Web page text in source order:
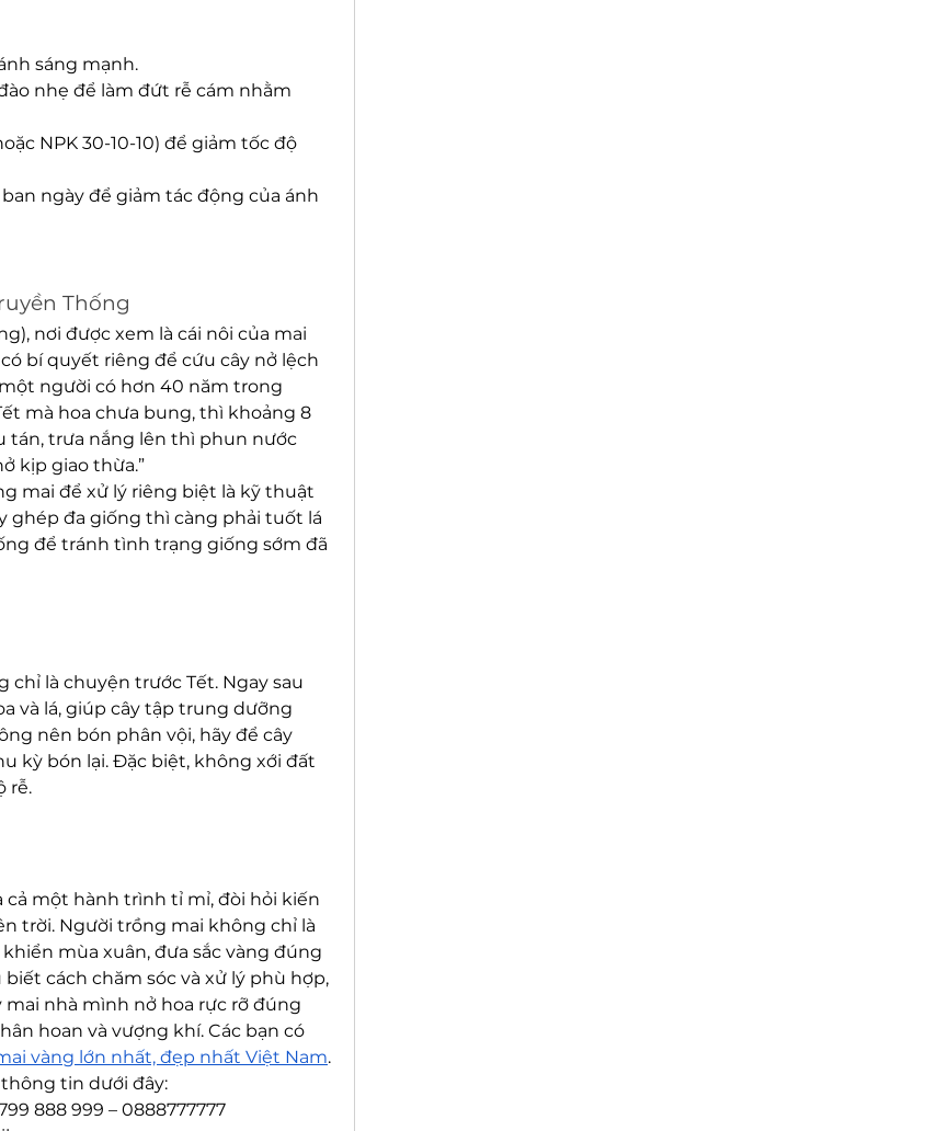
sáng mạnh.
nhẹ để làm đứt rễ cám nhằm
NPK 30-10-10) để giảm tốc độ
ngày để giảm tác động của ánh
Thống
nơi được xem là cái nôi của mai
bí quyết riêng để cứu cây nở lệch
người có hơn 40 năm trong
mà hoa chưa bung, thì khoảng 8
tán, trưa nắng lên thì phun nước
kịp giao thừa.”
mai để xử lý riêng biệt là kỹ thuật
ghép đa giống thì càng phải tuốt lá
để tránh tình trạng giống sớm đã
là chuyện trước Tết. Ngay sau
và lá, giúp cây tập trung dưỡng
nên bón phân vội, hãy để cây
kỳ bón lại. Đặc biệt, không xới đất
rễ.
một hành trình tỉ mỉ, đòi hỏi kiến
trời. Người trồng mai không chỉ là
mùa xuân, đưa sắc vàng đúng
cách chăm sóc và xử lý phù hợp,
nhà mình nở hoa rực rỡ đúng
hoan và vượng khí. Các bạn có
vàng lớn nhất, đẹp nhất Việt Nam.
tin dưới đây:
888 999 – 0888777777